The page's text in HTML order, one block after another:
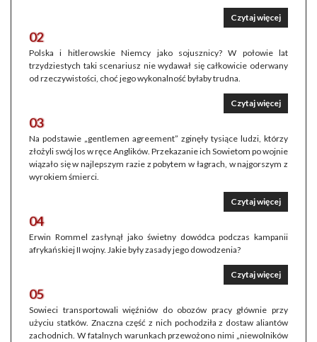
Czytaj więcej
02
Polska i hitlerowskie Niemcy jako sojusznicy? W połowie lat
trzydziestych taki scenariusz nie wydawał się całkowicie oderwany
od rzeczywistości, choć jego wykonalność byłaby trudna.
Czytaj więcej
03
Na podstawie „gentlemen agreement” zginęły tysiące ludzi, którzy
złożyli swój los w ręce Anglików. Przekazanie ich Sowietom po wojnie
wiązało się w najlepszym razie z pobytem w łagrach, w najgorszym z
wyrokiem śmierci.
Czytaj więcej
04
Erwin Rommel zasłynął jako świetny dowódca podczas kampanii
afrykańskiej II wojny. Jakie były zasady jego dowodzenia?
Czytaj więcej
05
Sowieci transportowali więźniów do obozów pracy głównie przy
użyciu statków. Znaczna część z nich pochodziła z dostaw aliantów
zachodnich. W fatalnych warunkach przewożono nimi „niewolników